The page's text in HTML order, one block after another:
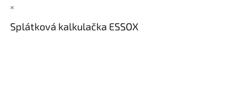
×
Splátková kalkulačka ESSOX